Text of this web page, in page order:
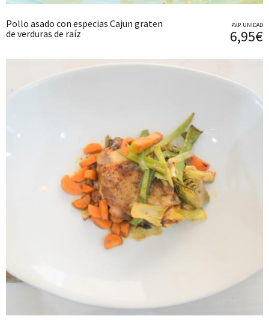
Pollo asado con especias Cajun graten
de verduras de raíz
P.V.P. UNIDAD
6,95€